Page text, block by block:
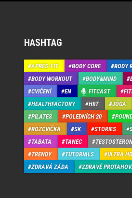
HASHTAG
APRÉS-FIT BODY CORE
BODY
BODY WORKOUT
BODY&MIND
CVIČENÍ
EN FITCAST
HEALTHFACTORY
HIIT JÓGA
PILATES
POLEDNÍCH 20
ROZCVIČKA
SK STORIES
TABATA
TANEC
TRENDY
TUTORIALS ULTRA HD
ZDRAVÁ ZÁDA
ZDRAVÉ